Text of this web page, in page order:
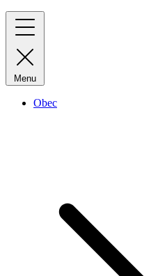
Menu
Obec